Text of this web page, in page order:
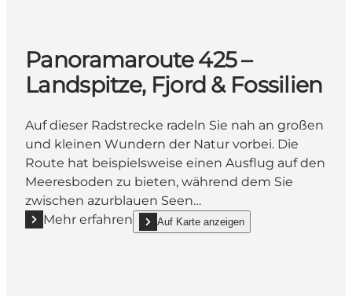
Panoramaroute 425 –
Landspitze, Fjord & Fossilien
Auf dieser Radstrecke radeln Sie nah an großen
und kleinen Wundern der Natur vorbei. Die
Route hat beispielsweise einen Ausflug auf den
Meeresboden zu bieten, während dem Sie
zwischen azurblauen Seen…
Mehr erfahren
Mehr erfahren "Panoramaroute 425 – Landspitze,
Auf Karte anzeigen
show Panoramaroute 425 – Landspitze, Fjord